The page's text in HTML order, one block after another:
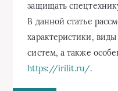
защищать
В данной статье
характеристики,
систем, а также
https://irilit.ru/.